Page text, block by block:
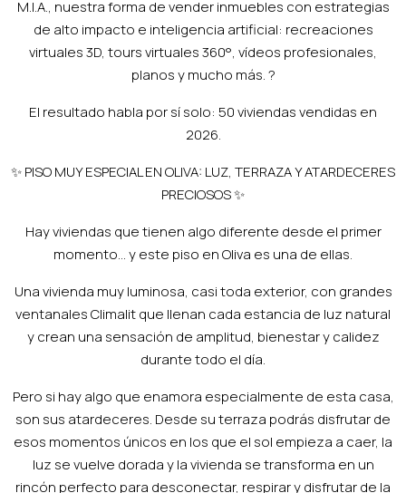
M.I.A., nuestra forma de vender inmuebles con estrategias
de alto impacto e inteligencia artificial: recreaciones
virtuales 3D, tours virtuales 360°, vídeos profesionales,
planos y mucho más. ?
El resultado habla por sí solo: 50 viviendas vendidas en
2026.
✨ PISO MUY ESPECIAL EN OLIVA: LUZ, TERRAZA Y ATARDECERES
PRECIOSOS ✨
Hay viviendas que tienen algo diferente desde el primer
momento… y este piso en Oliva es una de ellas.
Una vivienda muy luminosa, casi toda exterior, con grandes
ventanales Climalit que llenan cada estancia de luz natural
y crean una sensación de amplitud, bienestar y calidez
durante todo el día.
Pero si hay algo que enamora especialmente de esta casa,
son sus atardeceres. Desde su terraza podrás disfrutar de
esos momentos únicos en los que el sol empieza a caer, la
luz se vuelve dorada y la vivienda se transforma en un
rincón perfecto para desconectar, respirar y disfrutar de la